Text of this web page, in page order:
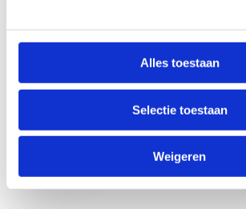
Alles toestaan
Selectie toestaan
Weigeren
Anti-Robot Verification
Click to start verification
Verzend